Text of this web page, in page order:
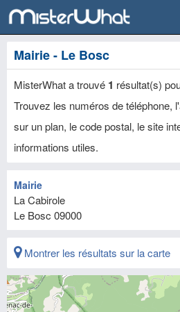
Mairie - Le Bosc
MisterWhat a trouvé 1 résultat(s)
Trouvez les numéros de téléphone,
sur un plan, le code postal, le site
informations utiles.
Mairie
La Cabirole
Le Bosc 09000
Montrer les résultats sur la carte